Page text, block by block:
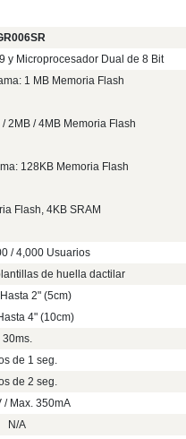
y Microprocesador Dual de 8 Bit
1 MB Memoria Flash
2MB / 4MB Memoria Flash
128KB Memoria Flash
Flash, 4KB SRAM
/ 4,000 Usuarios
de huella dactilar
Hasta 2" (5cm)
4" (10cm)
30ms.
de 1 seg.
de 2 seg.
/ Max. 350mA
N/A